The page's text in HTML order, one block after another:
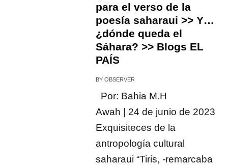
para el verso de la
poesía saharaui >> Y…
¿dónde queda el
Sáhara? >> Blogs EL
PAÍS
BYOBSERVER
Por: Bahia M.H
Awah | 24 de junio de 2023
Exquisiteces de la
antropología cultural
saharaui “Tiris, -remarcaba